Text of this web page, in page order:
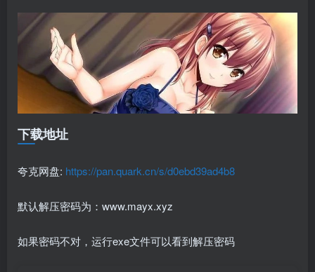
下载地址
夸克网盘: https://pan.quark.cn/s/d0ebd39ad4b8
默认解压密码为：www.mayx.xyz
如果密码不对，运行exe文件可以看到解压密码